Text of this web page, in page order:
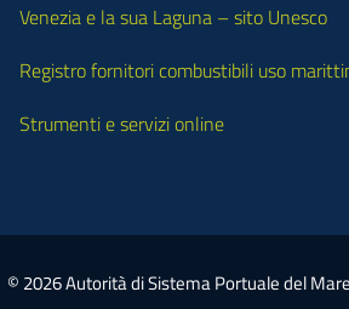
Venezia e la sua Laguna – sito Unesco
Registro fornitori combustibili uso
Strumenti e servizi online
© 2026 Autorità di Sistema Portuale del